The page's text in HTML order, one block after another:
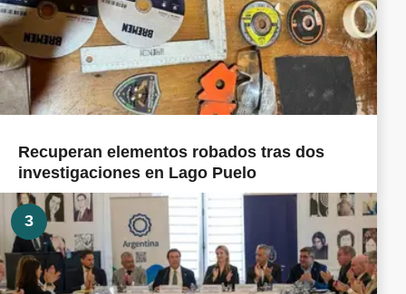
Recuperan elementos robados tras dos
investigaciones en Lago Puelo
3